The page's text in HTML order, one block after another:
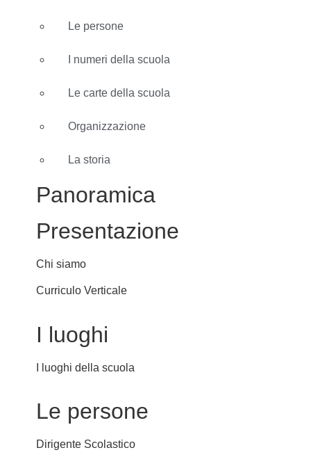
Le persone
I numeri della scuola
Le carte della scuola
Organizzazione
La storia
Panoramica
Presentazione
Chi siamo
Curriculo Verticale
I luoghi
I luoghi della scuola
Le persone
Dirigente Scolastico